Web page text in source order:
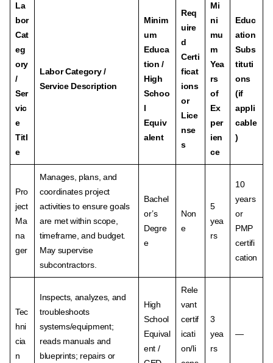
La
bor
Cat
eg
ory
/
Ser
vic
e
Titl
e
Labor Category /
Service Description
Minim
um
Educa
tion /
High
Schoo
l
Equiv
alent
Req
uire
d
Certi
ficat
ions
or
Lice
nse
s
Mi
ni
mu
m
Yea
rs
of
Ex
per
ien
ce
Educ
ation
Subs
tituti
ons
(if
appli
cable
)
Pro
ject
Ma
na
ger
Manages, plans, and
coordinates project
activities to ensure goals
are met within scope,
timeframe, and budget.
May supervise
subcontractors.
Bachel
or’s
Degre
e
Non
e
5
yea
rs
10
years
or
PMP
certifi
cation
Tec
hni
cia
n
Inspects, analyzes, and
troubleshoots
systems/equipment;
reads manuals and
blueprints; repairs or
High
School
Equival
ent /
Rele
vant
certif
icati
on/li
3
yea
rs
—